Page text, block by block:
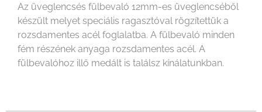
Az üveglencsés fülbevaló 12mm-es üveglencséből
készült melyet speciális ragasztóval rögzítettük a
rozsdamentes acél foglalatba. A fülbevaló minden
fém részének anyaga rozsdamentes acél. A
fülbevalóhoz illő medált is találsz kínálatunkban.